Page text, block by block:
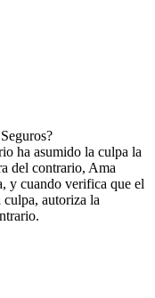
ha asumido la culpa la
del contrario, Ama
y cuando verifica que el
autoriza la